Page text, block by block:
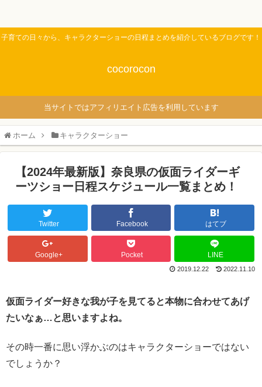
子育ての日々から、キャラクターショーの日程まとめを紹介しているブログです！
cocorocon
当サイトではアフィリエイト広告を利用しています
ホーム キャラクターショー
【2024年最新版】奈良県の仮面ライダーギ
ーツショー日程スケジュール一覧まとめ！
Twitter Facebook はてブ
Google+ Pocket LINE
2019.12.22 2022.11.10
仮面ライダー好きな我が子を見てると本物に合わせてあげ
たいなぁ…と思いますよね。
その時一番に思い浮かぶのはキャラクターショーではない
でしょうか？